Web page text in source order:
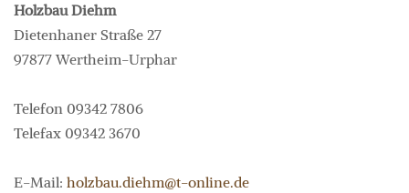
Holzbau Diehm
Dietenhaner Straße 27
97877 Wertheim-Urphar
Telefon 09342 7806
Telefax 09342 3670
E-Mail: holzbau.diehm@t-online.de